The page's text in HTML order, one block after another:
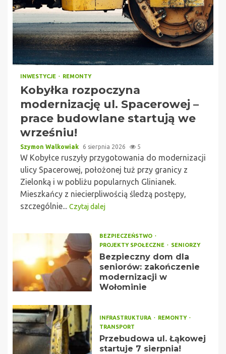
INWESTYCJE REMONTY
Kobyłka rozpoczyna
modernizację ul. Spacerowej –
prace budowlane startują we
wrześniu!
Szymon Walkowiak 6 sierpnia 2026 5
W Kobyłce ruszyły przygotowania do modernizacji
ulicy Spacerowej, położonej tuż przy granicy z
Zielonką i w pobliżu popularnych Glinianek.
Mieszkańcy z niecierpliwością śledzą postępy,
szczególnie... Czytaj dalej
BEZPIECZEŃSTWO
PROJEKTY SPOŁECZNE
SENIORZY
Bezpieczny dom dla
seniorów: zakończenie
modernizacji w
Wołominie
INFRASTRUKTURA
REMONTY
TRANSPORT
Przebudowa ul. Łąkowej
startuje 7 sierpnia!